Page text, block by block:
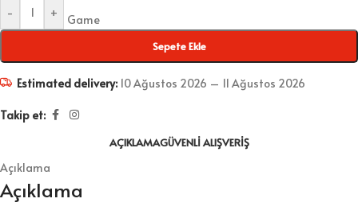
- +
Sepete Ekle
Estimated delivery: 10 Ağustos 2026 – 11 Ağustos 2026
Takip et:
AÇIKLAMAGÜVENLI ALIŞVERIŞ
Açıklama
Açıklama